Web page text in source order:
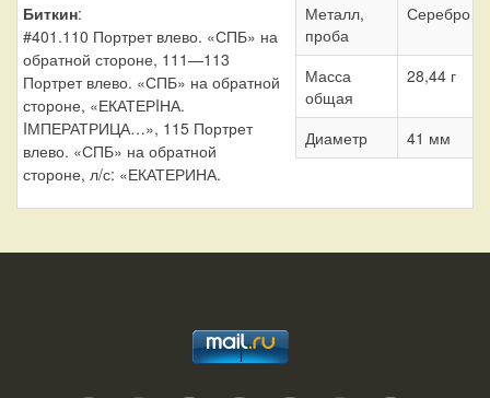
Биткин:
#401.110 Портрет влево. «СПБ» на
обратной стороне, 111—113
Портрет влево. «СПБ» на обратной
стороне, «ЕКАТЕРIНА.
IМПЕРАТРИЦА…», 115 Портрет
влево. «СПБ» на обратной
стороне, л/с: «ЕКАТЕРИНА.
Металл,
проба
Серебро
Масса
общая
28,44 г
Диаметр 41 мм